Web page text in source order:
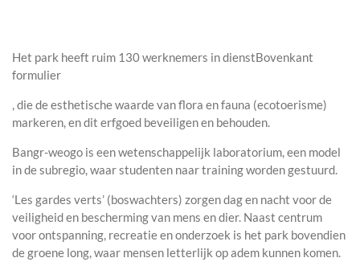
Het park heeft ruim 130 werknemers in dienstBovenkant
formulier
, die de esthetische waarde van flora en fauna (ecotoerisme)
markeren, en dit erfgoed beveiligen en behouden.
Bangr-weogo is een wetenschappelijk laboratorium, een model
in de subregio, waar studenten naar training worden gestuurd.
‘Les gardes verts’ (boswachters) zorgen dag en nacht voor de
veiligheid en bescherming van mens en dier. Naast centrum
voor ontspanning, recreatie en onderzoek is het park bovendien
de groene long, waar mensen letterlijk op adem kunnen komen.